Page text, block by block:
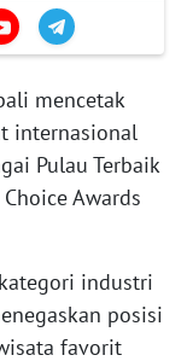
mencetak
internasional
Pulau Terbaik
Awards
industri
posisi
favorit